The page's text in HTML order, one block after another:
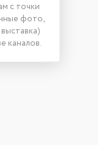
с точки
фото,
каналов.